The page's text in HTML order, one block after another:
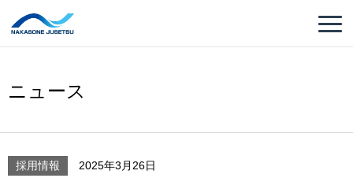
ニュース
採用情報 2025年3月26日